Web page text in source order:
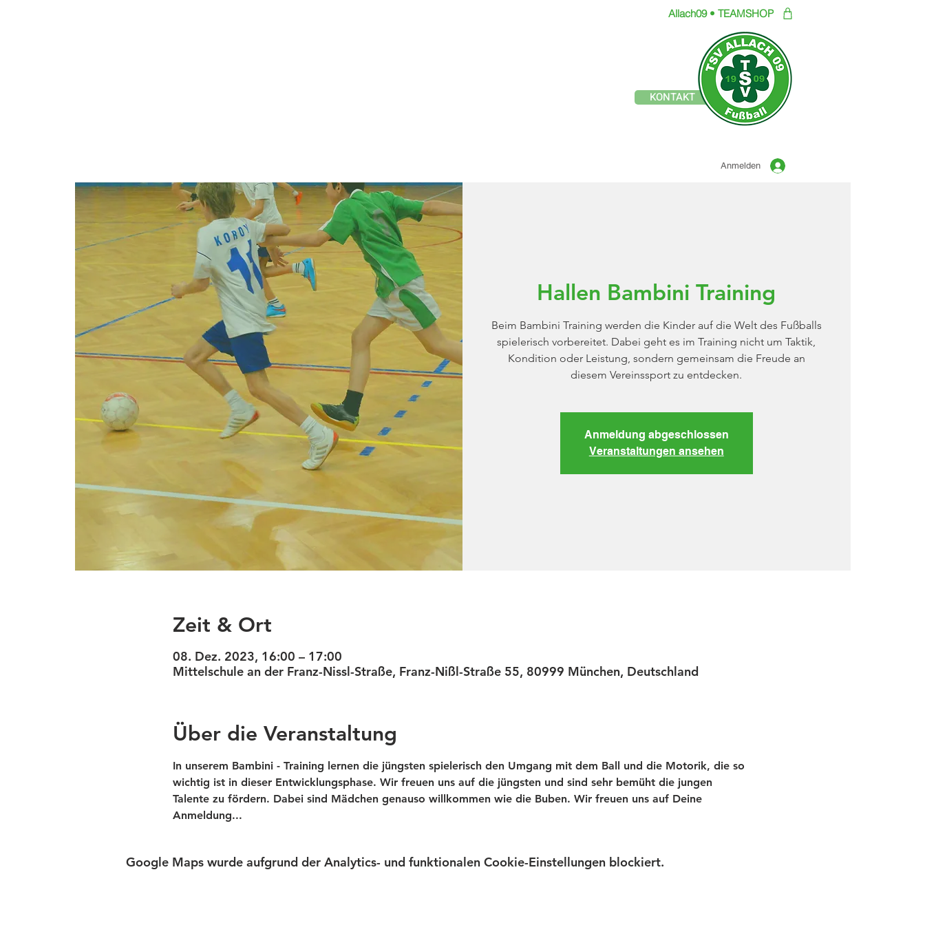
Allach09 • TEAMSHOP
KONTAKT
Anmelden
Hallen Bambini Training
Beim Bambini Training werden die Kinder auf die Welt des Fußballs
spielerisch vorbereitet. Dabei geht es im Training nicht um Taktik,
Kondition oder Leistung, sondern gemeinsam die Freude an
diesem Vereinssport zu entdecken.
Anmeldung abgeschlossen
Veranstaltungen ansehen
Zeit & Ort
08. Dez. 2023, 16:00 – 17:00
Mittelschule an der Franz-Nissl-Straße, Franz-Nißl-Straße 55, 80999 München, Deutschland
Über die Veranstaltung
In unserem Bambini - Training lernen die jüngsten spielerisch den Umgang mit dem Ball und die Motorik, die so
wichtig ist in dieser Entwicklungsphase. Wir freuen uns auf die jüngsten und sind sehr bemüht die jungen
Talente zu fördern. Dabei sind Mädchen genauso willkommen wie die Buben. Wir freuen uns auf Deine
Anmeldung...
Google Maps wurde aufgrund der Analytics- und funktionalen Cookie-Einstellungen blockiert.